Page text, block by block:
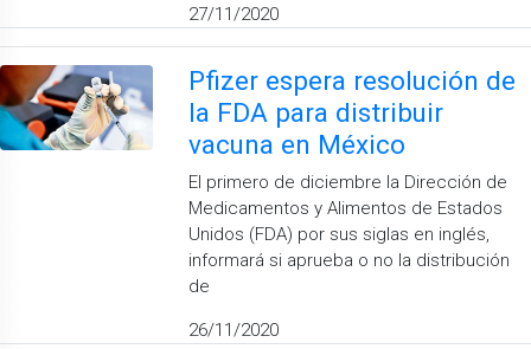
27/11/2020
Pfizer espera resolución de
la FDA para distribuir
vacuna en México
El primero de diciembre la Dirección de
Medicamentos y Alimentos de Estados
Unidos (FDA) por sus siglas en inglés,
informará si aprueba o no la distribución
de
26/11/2020